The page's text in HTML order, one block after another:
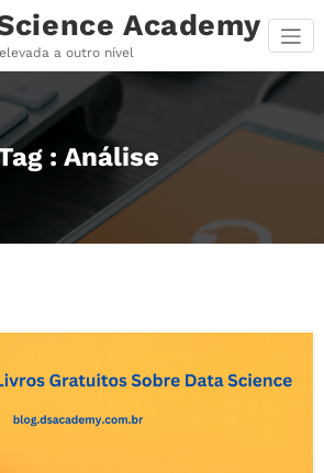
Academy
a outro nível
: Análise